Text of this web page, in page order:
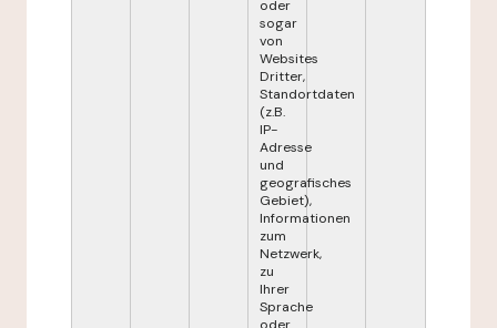
oder
sogar
von
Websites
Dritter,
Standortdaten
(z.B.
IP-
Adresse
und
geografisches
Gebiet),
Informationen
zum
Netzwerk,
zu
Ihrer
Sprache